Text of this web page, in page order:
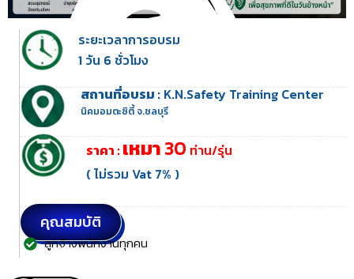
ระยะเวลาการอบรม
1 วัน 6 ชั่วโมง
สถานที่อบรม :K.N.Safety Training Center
นิคมอมตะซิตี้ จ.ชลบุรี
ราคา :เหมา30 ท่าน/รุ่น
( ไม่รวม Vat 7% )
คุณสมบัติ
ลูกจ้างพนักงานทุกคน